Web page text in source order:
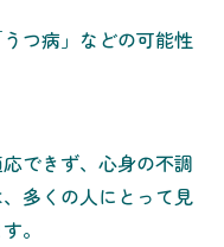
つ病」などの可能性
できず、心身の不調
多くの人にとって見
。